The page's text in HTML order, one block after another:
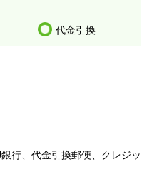
代金引換
行、代金引換郵便、クレジッ